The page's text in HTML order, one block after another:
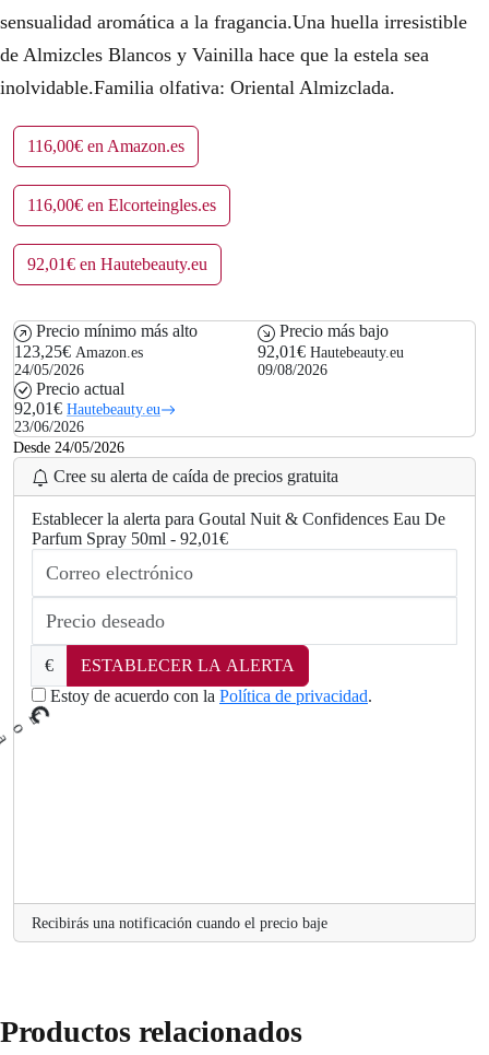
sensualidad aromática a la fragancia.Una huella irresistible
de Almizcles Blancos y Vainilla hace que la estela sea
inolvidable.Familia olfativa: Oriental Almizclada.
116,00€ en Amazon.es
116,00€ en Elcorteingles.es
92,01€ en Hautebeauty.eu
Precio mínimo más alto
123,25€ Amazon.es
24/05/2026
Precio más bajo
92,01€ Hautebeauty.eu
09/08/2026
Precio actual
92,01€ Hautebeauty.eu
23/06/2026
Desde 24/05/2026
Cree su alerta de caída de precios gratuita
Establecer la alerta para Goutal Nuit & Confidences Eau De
Parfum Spray 50ml - 92,01€
€
ESTABLECER LA ALERTA
Estoy de acuerdo con la Política de privacidad.
L
a di
ng.
Recibirás una notificación cuando el precio baje
Productos relacionados